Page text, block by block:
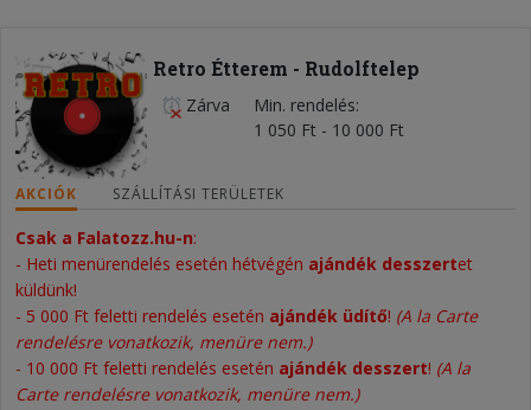
Retro Étterem - Rudolftelep
Zárva
Min. rendelés
1 050 Ft - 10 000 Ft
AKCIÓK SZÁLLÍTÁSI TERÜLETEK
Csak a Falatozz.hu-n:
- Heti menürendelés esetén hétvégén ajándék desszertet
küldünk!
- 5 000 Ft feletti rendelés esetén ajándék üdítő! (A la Carte
rendelésre vonatkozik, menüre nem.)
- 10 000 Ft feletti rendelés esetén ajándék desszert! (A la
Carte rendelésre vonatkozik, menüre nem.)